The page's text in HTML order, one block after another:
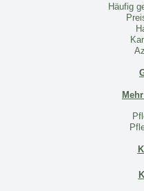
Häufig